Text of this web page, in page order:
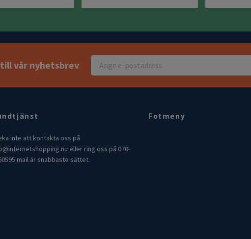
vår nyhetsbrev
inte att kontakta oss på
eller ring oss på 070-
mail är snabbaste sättet.
Fotmeny